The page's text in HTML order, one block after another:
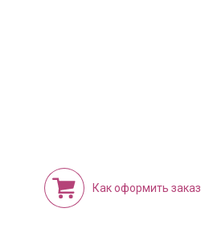
Как оформить заказ